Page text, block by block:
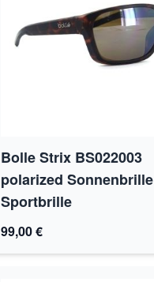
Bolle Strix BS022003
polarized Sonnenbrille
Sportbrille
99,00 €